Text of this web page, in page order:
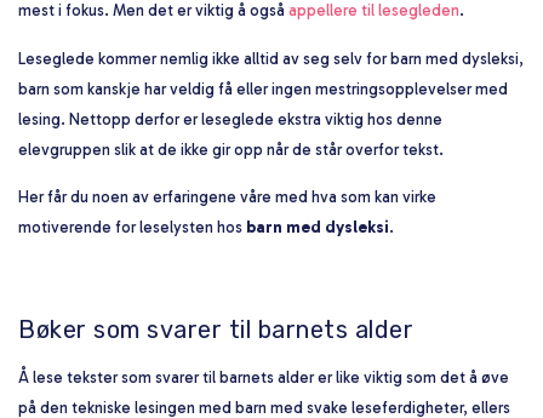
mest i fokus. Men det er viktig å også appellere til lesegleden.
Leseglede kommer nemlig ikke alltid av seg selv for barn med dysleksi,
barn som kanskje har veldig få eller ingen mestringsopplevelser med
lesing. Nettopp derfor er leseglede ekstra viktig hos denne
elevgruppen slik at de ikke gir opp når de står overfor tekst.
Her får du noen av erfaringene våre med hva som kan virke
motiverende for leselysten hos barn med dysleksi.
Bøker som svarer til barnets alder
Å lese tekster som svarer til barnets alder er like viktig som det å øve
på den tekniske lesingen med barn med svake leseferdigheter, ellers